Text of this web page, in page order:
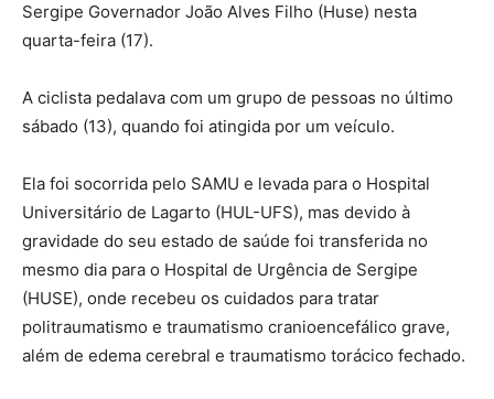
Sergipe Governador João Alves Filho (Huse) nesta
quarta-feira (17).
A ciclista pedalava com um grupo de pessoas no último
sábado (13), quando foi atingida por um veículo.
Ela foi socorrida pelo SAMU e levada para o Hospital
Universitário de Lagarto (HUL-UFS), mas devido à
gravidade do seu estado de saúde foi transferida no
mesmo dia para o Hospital de Urgência de Sergipe
(HUSE), onde recebeu os cuidados para tratar
politraumatismo e traumatismo cranioencefálico grave,
além de edema cerebral e traumatismo torácico fechado.